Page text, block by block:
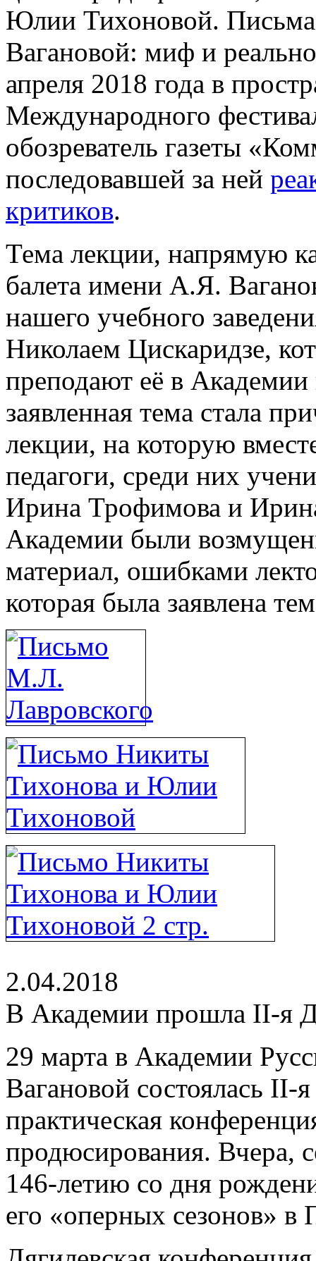
Юлии Тихоновой. Письма
Вагановой: миф и
апреля 2018 года в
Международного
обозреватель газеты
последовавшей за ней
критиков.
Тема лекции, напрямую
балета имени А.Я.
нашего учебного
Николаем Цискаридзе,
преподают её в
заявленная тема стала
лекции, на которую
педагоги, среди них
Ирина Трофимова и
Академии были
материал, ошибками
которая была заявлена
2.04.2018
В Академии прошла II-я
29 марта в Академии
Вагановой состоялась
практическая
продюсирования. Вчера,
146-летию со дня
его «оперных сезонов» в